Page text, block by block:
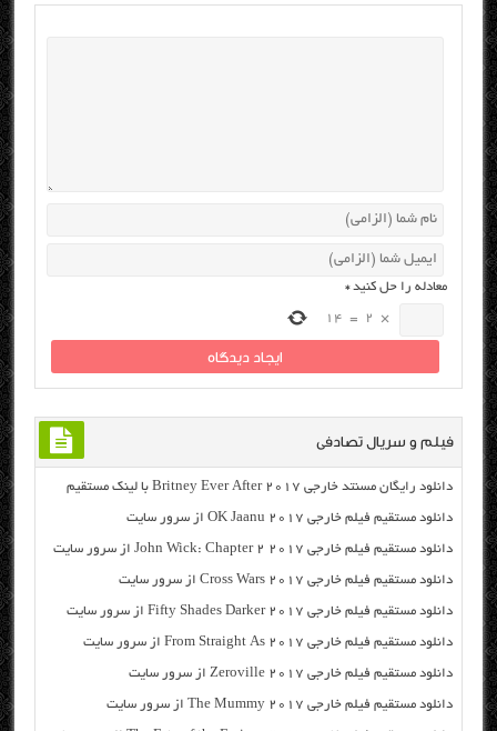
معادله را حل کنید*
×
2
=
14
فیلم و سریال تصادفی
دانلود رایگان مسنتد خارجی Britney Ever After 2017 با لینک مستقیم
دانلود مستقیم فیلم خارجی OK Jaanu 2017 از سرور سایت
دانلود مستقیم فیلم خارجی John Wick: Chapter 2 2017 از سرور سایت
دانلود مستقیم فیلم خارجی Cross Wars 2017 از سرور سایت
دانلود مستقیم فیلم خارجی Fifty Shades Darker 2017 از سرور سایت
دانلود مستقیم فیلم خارجی From Straight As 2017 از سرور سایت
دانلود مستقیم فیلم خارجی Zeroville 2017 از سرور سایت
دانلود مستقیم فیلم خارجی The Mummy 2017 از سرور سایت